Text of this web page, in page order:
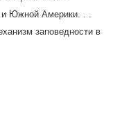
и Южной Америки. . .
заповедности в